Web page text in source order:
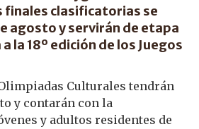
finales clasificatorias se
agosto y servirán de etapa
la 18º edición de los Juegos
Culturales tendrán
y contarán con la
y adultos residentes de